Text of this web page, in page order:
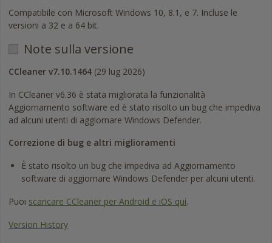
Compatibile con Microsoft Windows 10, 8.1, e 7. Incluse le
versioni a 32 e a 64 bit.
Note sulla versione
CCleaner v7.10.1464 (29 lug 2026)
In CCleaner v6.36 è stata migliorata la funzionalità
Aggiornamento software ed è stato risolto un bug che impediva
ad alcuni utenti di aggiornare Windows Defender.
Correzione di bug e altri miglioramenti
È stato risolto un bug che impediva ad Aggiornamento
software di aggiornare Windows Defender per alcuni utenti.
Puoi scaricare CCleaner per Android e iOS qui.
Version History